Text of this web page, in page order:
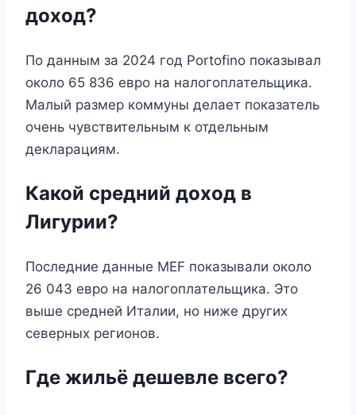
доход?
По данным за 2024 год Portofino показывал
около 65 836 евро на налогоплательщика.
Малый размер коммуны делает показатель
очень чувствительным к отдельным
декларациям.
Какой средний доход в
Лигурии?
Последние данные MEF показывали около
26 043 евро на налогоплательщика. Это
выше средней Италии, но ниже других
северных регионов.
Где жильё дешевле всего?